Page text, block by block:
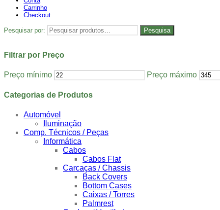
Carrinho
Checkout
Pesquisar por: Pesquisa
Filtrar por Preço
Preço mínimo Preço máximo
Categorias de Produtos
Automóvel
Iluminação
Comp. Técnicos / Peças
Informática
Cabos
Cabos Flat
Carcaças / Chassis
Back Covers
Bottom Cases
Caixas / Torres
Palmrest